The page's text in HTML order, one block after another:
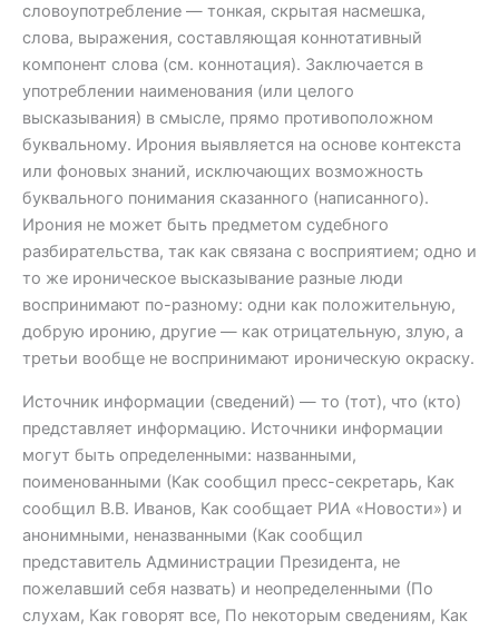
словоупотребление — тонкая, скрытая насмешка,
слова, выражения, составляющая коннотативный
компонент слова (см. коннотация). Заключается в
употреблении наименования (или целого
высказывания) в смысле, прямо противоположном
буквальному. Ирония выявляется на основе контекста
или фоновых знаний, исключающих возможность
буквального понимания сказанного (написанного).
Ирония не может быть предметом судебного
разбирательства, так как связана с восприятием; одно и
то же ироническое высказывание разные люди
воспринимают по-разному: одни как положительную,
добрую иронию, другие — как отрицательную, злую, а
третьи вообще не воспринимают ироническую окраску.
Источник информации (сведений) — то (тот), что (кто)
представляет информацию. Источники информации
могут быть определенными: названными,
поименованными (Как сообщил пресс-секретарь, Как
сообщил В.В. Иванов, Как сообщает РИА «Новости») и
анонимными, неназванными (Как сообщил
представитель Администрации Президента, не
пожелавший себя назвать) и неопределенными (По
слухам, Как говорят все, По некоторым сведениям, Как